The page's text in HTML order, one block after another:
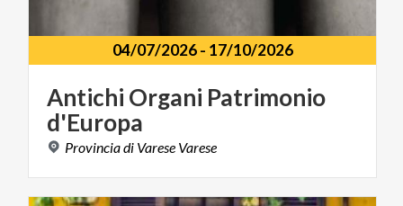
04/07/2026- 17/10/2026
Antichi Organi Patrimonio
d'Europa
Provinciadi Varese Varese